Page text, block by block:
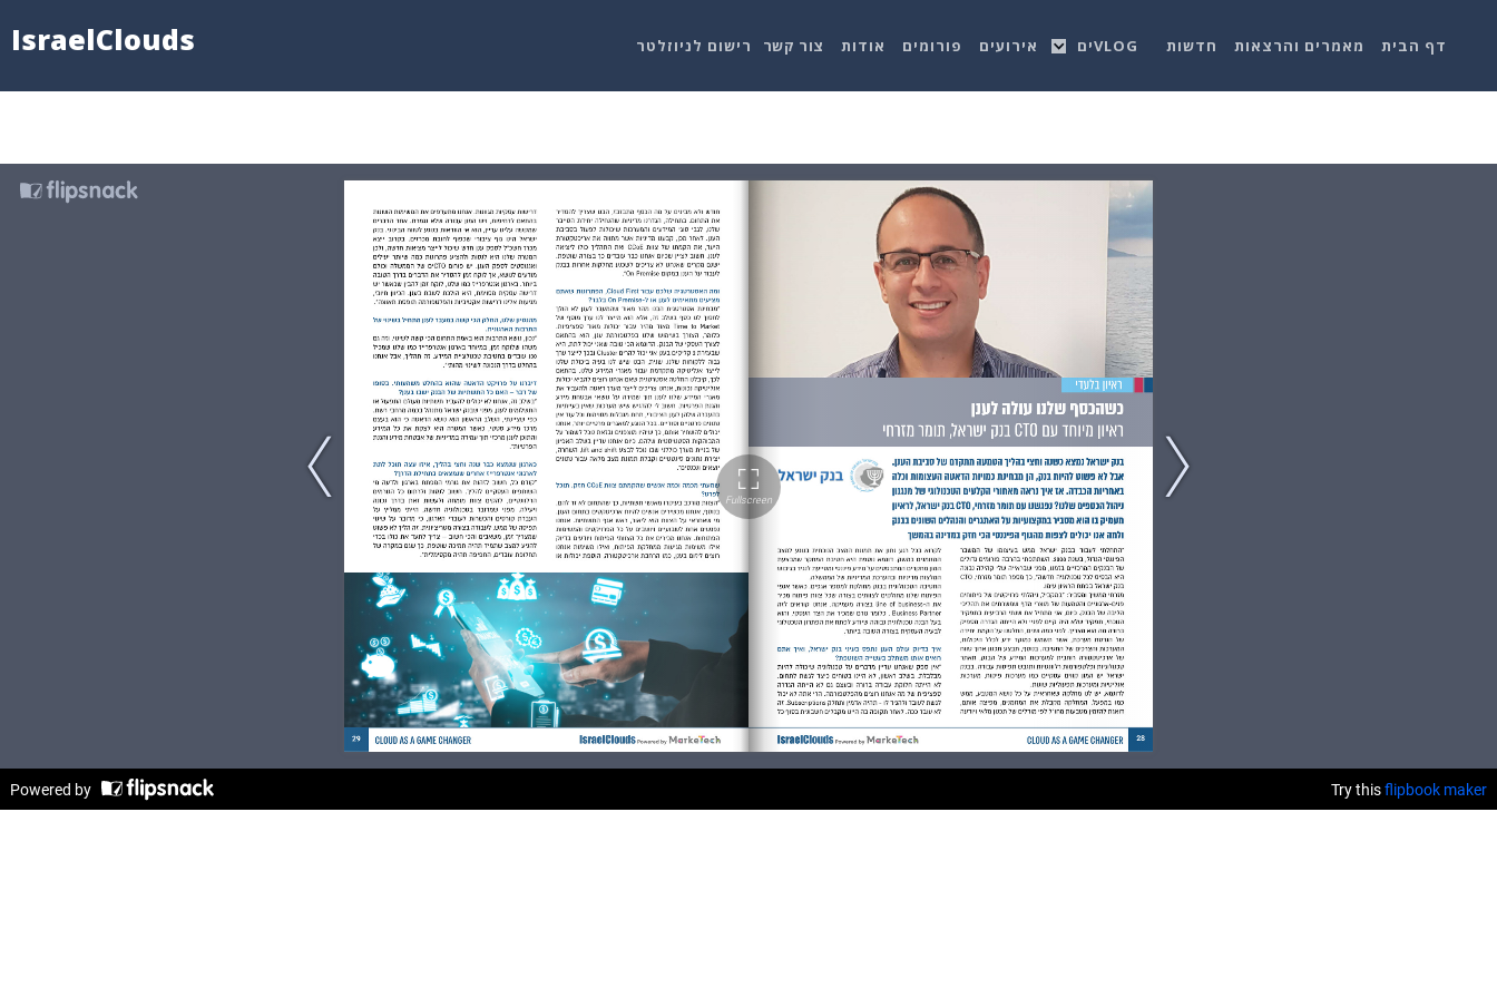
IsraelClouds דף הבית מאמרים והרצאות חדשות VLOGים אירועים פורומים אודות צור קשר רישום לניוזלטר